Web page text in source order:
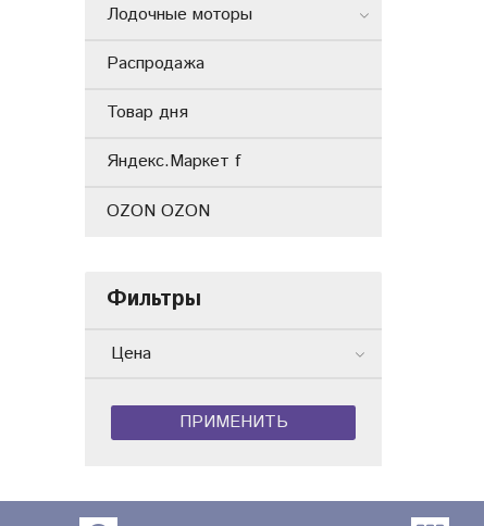
Лодочные моторы
Распродажа
Товар дня
Яндекс.Маркет f
OZON OZON
Фильтры
Цена
ПРИМЕНИТЬ